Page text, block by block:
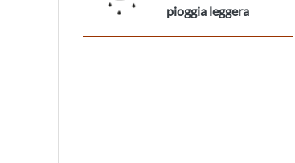
pioggia leggera